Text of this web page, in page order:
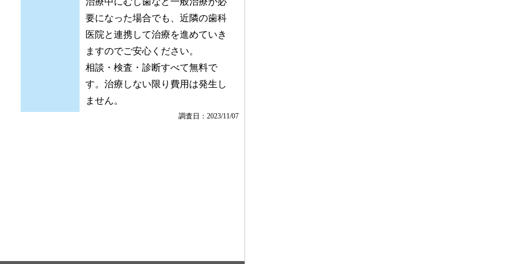
要になった場合でも、近隣の歯科
医院と連携して治療を進めていき
ますのでご安心ください。
相談・検査・診断すべて無料で
す。治療しない限り費用は発生し
ません。
調査日：2023/11/07